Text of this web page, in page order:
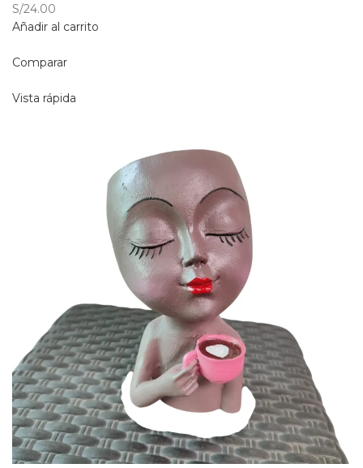
S/24.00
Añadir al carrito
Comparar
Vista rápida